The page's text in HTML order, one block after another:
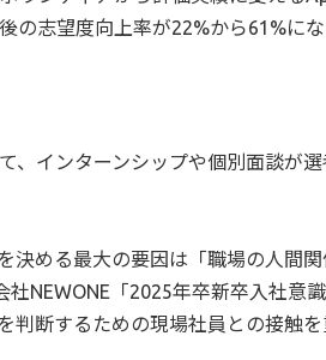
の志望度向上率が22%から61%に
、インターンシップや個別面談が
決める最大の要因は「職場の人間関
社NEWONE「2025年卒新卒入社意
判断するための現場社員との接触